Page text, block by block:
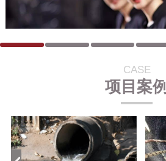
CASE
项目案例